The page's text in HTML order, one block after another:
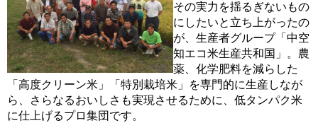
その実力を揺るぎないもの
にしたいと立ち上がったの
が、生産者グループ「中空
知エコ米生産共和国」。農
薬、化学肥料を減らした
「高度クリーン米」「特別栽培米」を専門的に生産しなが
ら、さらなるおいしさも実現させるために、低タンパク米
に仕上げるプロ集団です。